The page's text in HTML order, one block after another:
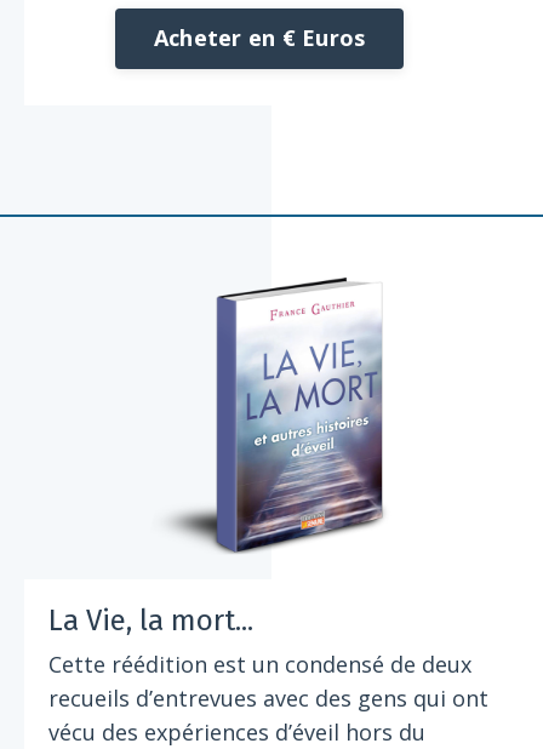
Acheter en € Euros
La Vie, la mort...
Cette réédition est un condensé de deux
recueils d’entrevues avec des gens qui ont
vécu des expériences d’éveil hors du